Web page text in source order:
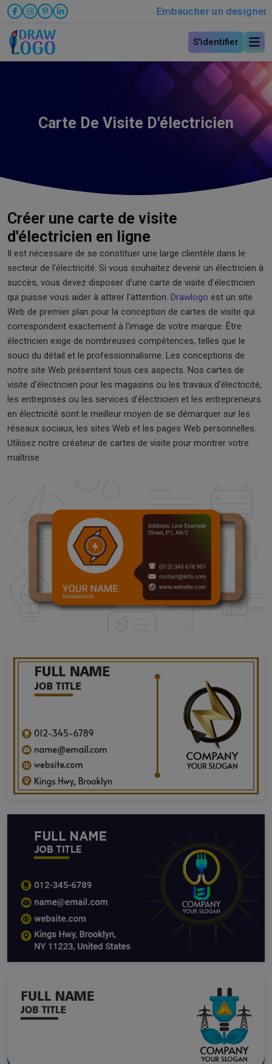
Embaucher un designer
S'identifier
Carte De Visite D'électricien
Créer une carte de visite
d'électricien en ligne
Il est nécessaire de se constituer une large clientèle dans le
secteur de l'électricité. Si vous souhaitez devenir un électricien à
succès, vous devez disposer d'une carte de visite d'électricien
qui puisse vous aider à attirer l'attention. Drawlogo est un site
Web de premier plan pour la conception de cartes de visite qui
correspondent exactement à l'image de votre marque. Être
électricien exige de nombreuses compétences, telles que le
souci du détail et le professionnalisme. Les conceptions de
notre site Web présentent tous ces aspects. Nos cartes de
visite d'électricien pour les magasins ou les travaux d'électricité,
les entreprises ou les services d'électricien et les entrepreneurs
en électricité sont le meilleur moyen de se démarquer sur les
réseaux sociaux, les sites Web et les pages Web personnelles.
Utilisez notre créateur de cartes de visite pour montrer votre
maîtrise.